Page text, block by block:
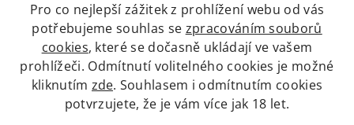
Zákaz prodeje alkoholických nápojů osobám
mladších 18 let.
Naše služby
Pro co nejlepší zážitek z prohlížení webu od vás
potřebujeme souhlas se zpracováním souborů
cookies, které se dočasně ukládají ve vašem
prohlížeči. Odmítnutí volitelného cookies je možné
kliknutím zde. Souhlasem i odmítnutím cookies
potvrzujete, že je vám více jak 18 let.